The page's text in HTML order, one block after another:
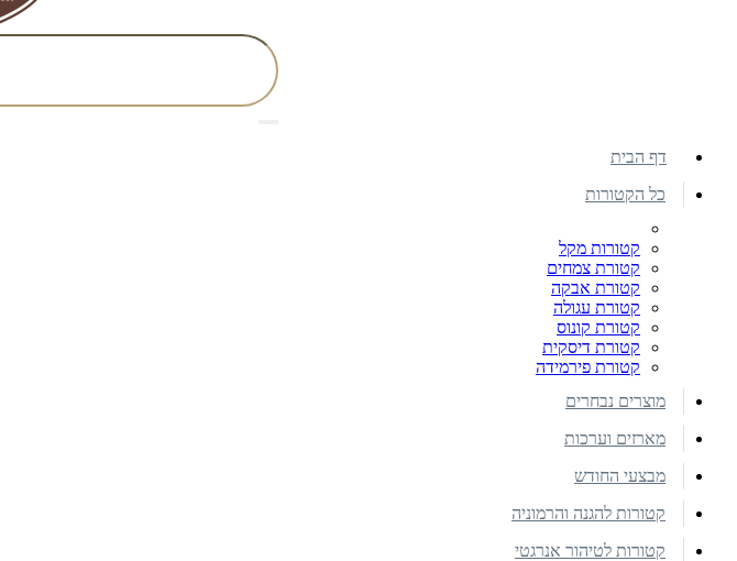
דף הבית
כל הקטורות
קטורות מקל
קטורת צמחים
קטורת אבקה
קטורת עגולה
קטורת קונוס
קטורת דיסקית
קטורת פירמידה
מוצרים נבחרים
מארזים וערכות
מבצעי החודש
קטורות להגנה והרמוניה
קטורות לטיהור אנרגטי